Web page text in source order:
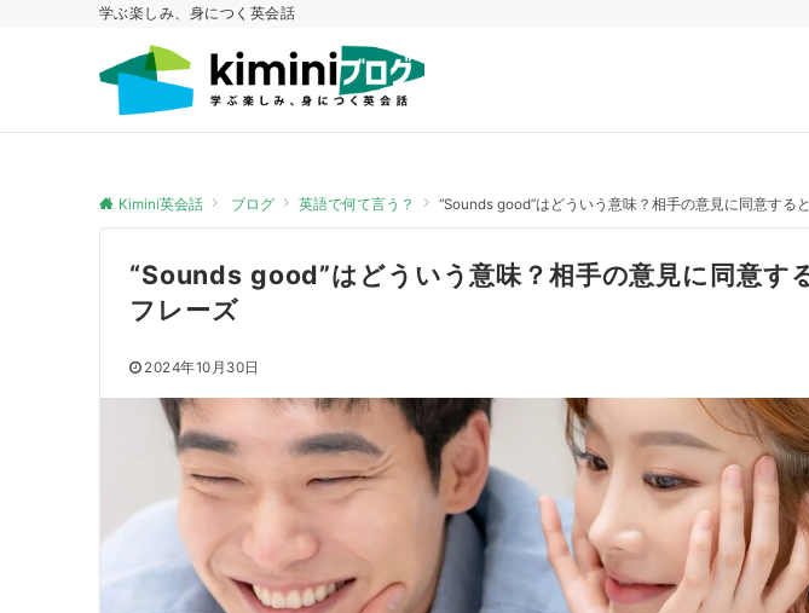
学ぶ楽しみ、身につく英会話
Kimini英会話 ブログ 英語で何て言う？ “Sounds good”はどういう意味？相手の意見に同意する
“Sounds good”はどういう意味？相手の意見に同意す
フレーズ
2024年10月30日